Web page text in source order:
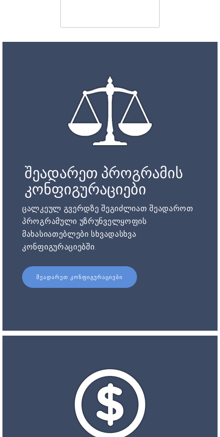
შეადარეთ პროგრამის
კონფიგურაციები
ცალკეულ გვერდზე შეგიძლიათ შეადაროთ
პროგრამული უზრუნველყოფის
მახასიათებლები სხვადასხვა
კონფიგურაციებში.
ᲨᲔᲐᲓᲐᲠᲔᲗ ᲙᲝᲜᲤᲘᲒᲣᲠᲐᲪᲘᲔᲑᲘ